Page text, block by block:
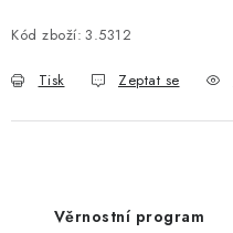
Kód zboží: 3.5312
Tisk Zeptat se
Věrnostní program